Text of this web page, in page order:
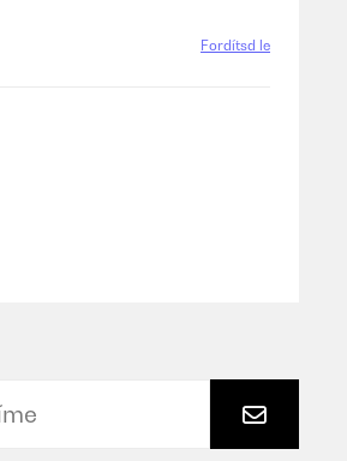
Fordítsd le
merkt mann, dass die Leute von
beigelegt! Das habe ich